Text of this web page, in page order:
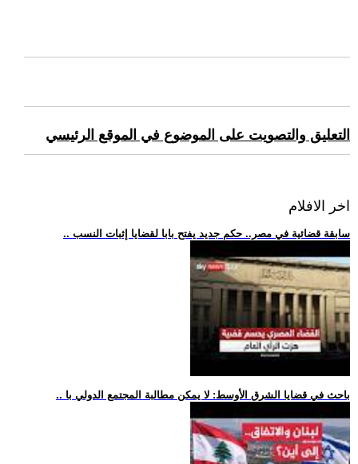
التعليق والتصويت على الموضوع في الموقع الرئيسي
اخر الافلام
.. سابقة قضائية في مصر.. حكم جديد يفتح بابا لقضايا إثبات النسب
.. باحث في قضايا الشرق الأوسط: لا يمكن مطالبة المجتمع الدولي با